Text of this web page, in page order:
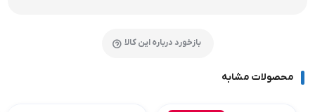
بازخورد درباره این کالا
محصولات مشابه